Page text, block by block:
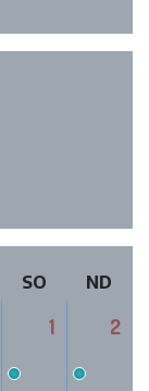
SO ND
1 2